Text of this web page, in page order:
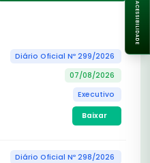
Diário Oficial Nº 299/2026
07/08/2026
Executivo
Baixar
Diário Oficial Nº 298/2026
ACESSIBILIDADE